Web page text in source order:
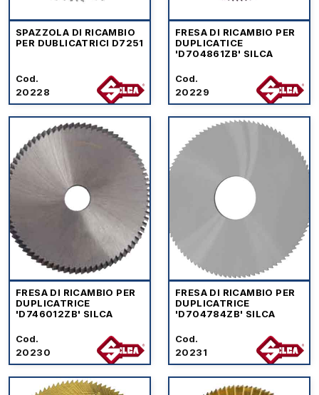
SPAZZOLA DI RICAMBIO
PER DUBLICATRICI D7251
Cod.
20228
FRESA DI RICAMBIO PER
DUPLICATICE
'D704861ZB' SILCA
Cod.
20229
FRESA DI RICAMBIO PER
DUPLICATRICE
'D746012ZB' SILCA
Cod.
20230
FRESA DI RICAMBIO PER
DUPLICATRICE
'D704784ZB' SILCA
Cod.
20231